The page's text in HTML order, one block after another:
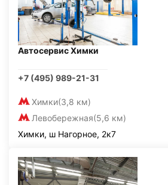
Автосервис Химки
+7 (495) 989-21-31
Химки(3,8 км)
Левобережная(5,6 км)
Химки, ш Нагорное, 2к7